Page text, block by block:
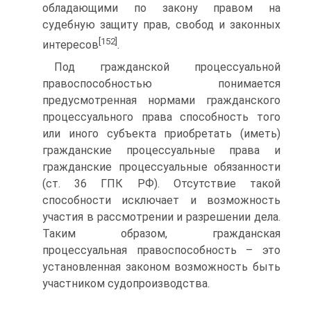
обладающими по закону правом на
судебную защиту прав, свобод и законных
интересов [152].
Под гражданской процессуальной
правоспособностью понимается
предусмотренная нормами гражданского
процессуального права способность того
или иного субъекта приобретать (иметь)
гражданские процессуальные права и
гражданские процессуальные обязанности
(ст. 36 ГПК РФ). Отсутствие такой
способности исключает и возможность
участия в рассмотрении и разрешении дела.
Таким образом, гражданская
процессуальная правоспособность – это
установленная законом возможность быть
участником судопроизводства.